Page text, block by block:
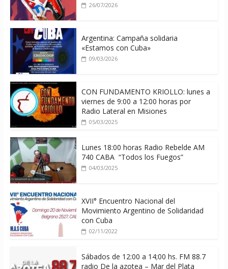
26/07/2026
Argentina: Campaña solidaria
«Estamos con Cuba»
09/03/2026
CON FUNDAMENTO KRIOLLO: lunes a
viernes de 9:00 a 12:00 horas por
Radio Lateral en Misiones
05/03/2025
Lunes 18:00 horas Radio Rebelde AM
740 CABA “Todos los Fuegos”
04/03/2025
XVII° Encuentro Nacional del
Movimiento Argentino de Solidaridad
con Cuba
02/11/2022
Sábados de 12:00 a 14;00 hs. FM 88.7
radio De la azotea – Mar del Plata